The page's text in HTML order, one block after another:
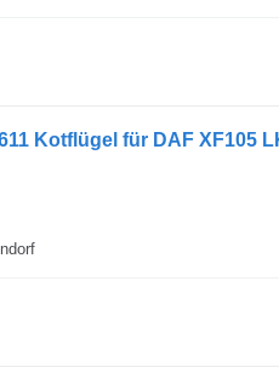
Kotflügel für DAF XF105